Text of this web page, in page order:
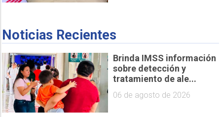
Noticias Recientes
Brinda IMSS información
sobre detección y
tratamiento de ale...
06 de agosto de 2026